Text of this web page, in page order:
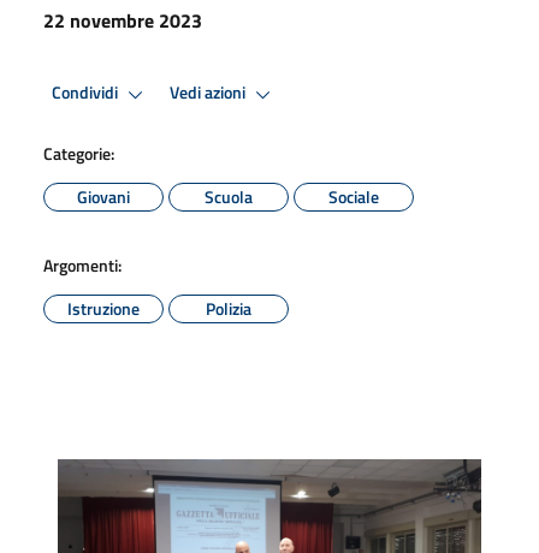
22 novembre 2023
Condividi Vedi azioni
Categorie:
Giovani
Scuola Sociale
Argomenti:
Istruzione
Polizia